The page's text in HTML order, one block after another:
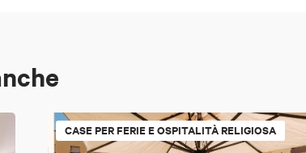
CASE PER FERIE E OSPITALITÀ RELIGIOSA